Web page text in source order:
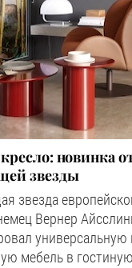
новинка
звезды
звезда
Вернер
универсальную
мебель в